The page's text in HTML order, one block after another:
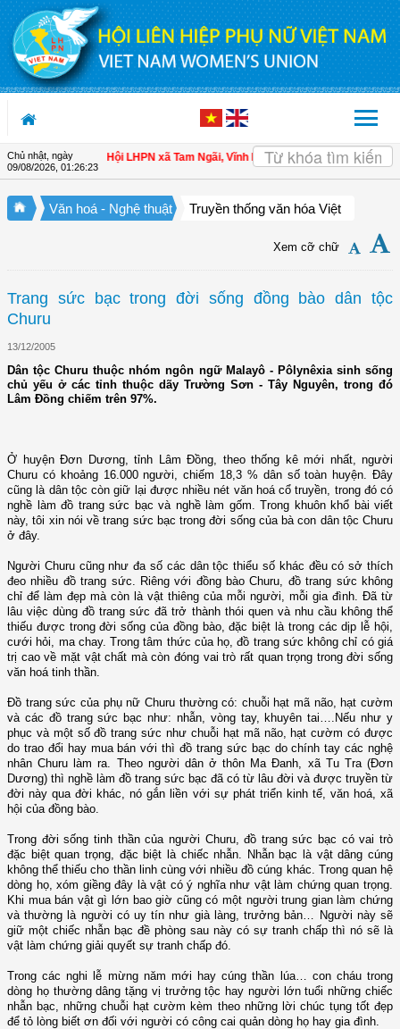
Truy cập nội dung luôn
Chủ nhật, ngày
09/08/2026, 01:26:23
cho hội viên | Hội LHPN xã Tam Ngãi, Vĩnh Long sơ kết công tác Hội và
Văn hoá - Nghệ thuật Truyền thống văn hóa Việt
Xem cỡ chữ
Trang sức bạc trong đời sống đồng bào dân tộc
Churu
13/12/2005
Dân tộc Churu thuộc nhóm ngôn ngữ Malayô - Pôlynêxia sinh sống
chủ yếu ở các tỉnh thuộc dãy Trường Sơn - Tây Nguyên, trong đó
Lâm Đồng chiếm trên 97%.
Ở huyện Đơn Dương, tỉnh Lâm Đồng, theo thống kê mới nhất, người
Churu có khoảng 16.000 người, chiếm 18,3 % dân số toàn huyện. Đây
cũng là dân tộc còn giữ lại được nhiều nét văn hoá cổ truyền, trong đó có
nghề làm đồ trang sức bạc và nghề làm gốm. Trong khuôn khổ bài viết
này, tôi xin nói về trang sức bạc trong đời sống của bà con dân tộc Churu
ở đây.
Người Churu cũng như đa số các dân tộc thiểu số khác đều có sở thích
đeo nhiều đồ trang sức. Riêng với đồng bào Churu, đồ trang sức không
chỉ để làm đẹp mà còn là vật thiêng của mỗi người, mỗi gia đình. Đã từ
lâu việc dùng đồ trang sức đã trở thành thói quen và nhu cầu không thể
thiếu được trong đời sống của đồng bào, đặc biệt là trong các dịp lễ hội,
cưới hỏi, ma chay. Trong tâm thức của họ, đồ trang sức không chỉ có giá
trị cao về mặt vật chất mà còn đóng vai trò rất quan trọng trong đời sống
văn hoá tinh thần.
Đồ trang sức của phụ nữ Churu thường có: chuỗi hạt mã não, hạt cườm
và các đồ trang sức bạc như: nhẫn, vòng tay, khuyên tai….Nếu như y
phục và một số đồ trang sức như chuỗi hạt mã não, hạt cườm có được
do trao đổi hay mua bán với thì đồ trang sức bạc do chính tay các nghệ
nhân Churu làm ra. Theo người dân ở thôn Ma Đanh, xã Tu Tra (Đơn
Dương) thì nghề làm đồ trang sức bạc đã có từ lâu đời và được truyền từ
đời này qua đời khác, nó gắn liền với sự phát triển kinh tế, văn hoá, xã
hội của đồng bào.
Trong đời sống tinh thần của người Churu, đồ trang sức bạc có vai trò
đặc biệt quan trọng, đặc biệt là chiếc nhẫn. Nhẫn bạc là vật dâng cúng
không thể thiếu cho thần linh cùng với nhiều đồ cúng khác. Trong quan hệ
dòng họ, xóm giềng đây là vật có ý nghĩa như vật làm chứng quan trọng.
Khi mua bán vật gì lớn bao giờ cũng có một người trung gian làm chứng
và thường là người có uy tín như già làng, trưởng bản… Người này sẽ
giữ một chiếc nhẫn bạc đề phòng sau này có sự tranh chấp thì nó sẽ là
vật làm chứng giải quyết sự tranh chấp đó.
Trong các nghi lễ mừng năm mới hay cúng thần lúa… con cháu trong
dòng họ thường dâng tặng vị trưởng tộc hay người lớn tuổi những chiếc
nhẫn bạc, những chuỗi hạt cườm kèm theo những lời chúc tụng tốt đẹp
để tỏ lòng biết ơn đối với người có công cai quản dòng họ hay gia đình.